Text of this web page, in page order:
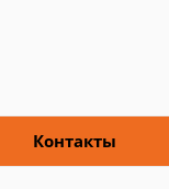
Контакты